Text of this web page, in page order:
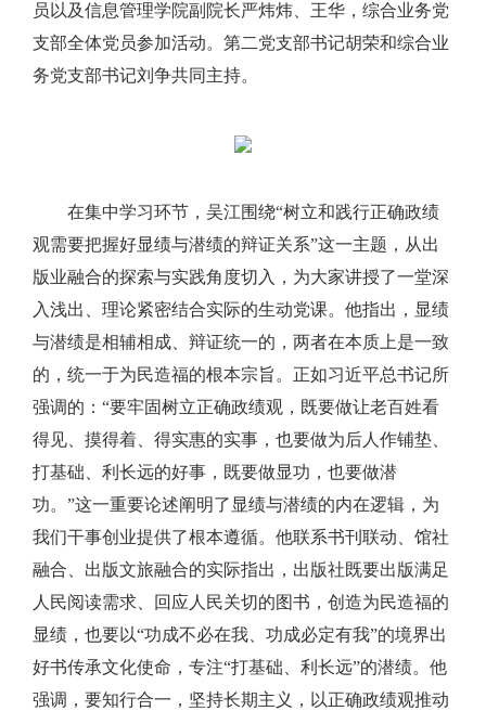
员以及信息管理学院副院长严炜炜、王华，综合业务党
支部全体党员参加活动。第二党支部书记胡荣和综合业
务党支部书记刘争共同主持。
在集中学习环节，吴江围绕“树立和践行正确政绩
观需要把握好显绩与潜绩的辩证关系”这一主题，从出
版业融合的探索与实践角度切入，为大家讲授了一堂深
入浅出、理论紧密结合实际的生动党课。他指出，显绩
与潜绩是相辅相成、辩证统一的，两者在本质上是一致
的，统一于为民造福的根本宗旨。正如习近平总书记所
强调的：“要牢固树立正确政绩观，既要做让老百姓看
得见、摸得着、得实惠的实事，也要做为后人作铺垫、
打基础、利长远的好事，既要做显功，也要做潜
功。”这一重要论述阐明了显绩与潜绩的内在逻辑，为
我们干事创业提供了根本遵循。他联系书刊联动、馆社
融合、出版文旅融合的实际指出，出版社既要出版满足
人民阅读需求、回应人民关切的图书，创造为民造福的
显绩，也要以“功成不必在我、功成必定有我”的境界出
好书传承文化使命，专注“打基础、利长远”的潜绩。他
强调，要知行合一，坚持长期主义，以正确政绩观推动